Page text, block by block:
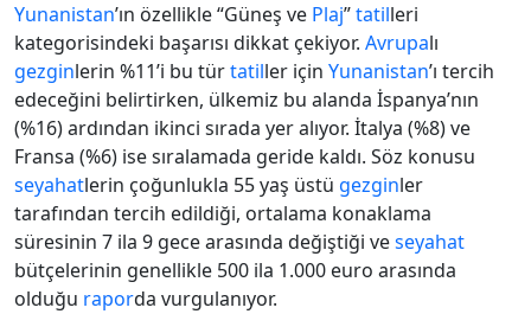
Yunanistan’ın özellikle “Güneş ve Plaj”tatilleri
kategorisindeki başarısı dikkat çekiyor. Avrupalı
gezginlerin %11’i bu türtatiller için Yunanistan’ı tercih
edeceğini belirtirken, ülkemiz bu alanda İspanya’nın
(%16) ardından ikinci sırada yer alıyor. İtalya (%8) ve
Fransa (%6) ise sıralamada geride kaldı. Söz konusu
seyahatlerin çoğunlukla 55 yaş üstü gezginler
tarafından tercih edildiği, ortalama konaklama
süresinin 7 ila 9 gece arasında değiştiği veseyahat
bütçelerinin genellikle 500 ila 1.000 euro arasında
olduğu raporda vurgulanıyor.